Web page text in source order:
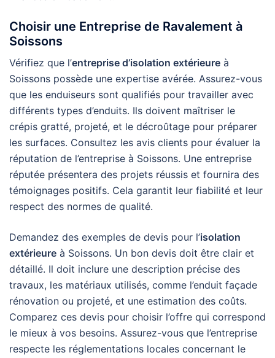
Choisir une Entreprise de Ravalement à
Soissons
Vérifiez que l’entreprise d’isolation extérieure à
Soissons possède une expertise avérée. Assurez-vous
que les enduiseurs sont qualifiés pour travailler avec
différents types d’enduits. Ils doivent maîtriser le
crépis gratté, projeté, et le décroûtage pour préparer
les surfaces. Consultez les avis clients pour évaluer la
réputation de l’entreprise à Soissons. Une entreprise
réputée présentera des projets réussis et fournira des
témoignages positifs. Cela garantit leur fiabilité et leur
respect des normes de qualité.
Demandez des exemples de devis pour l’isolation
extérieure à Soissons. Un bon devis doit être clair et
détaillé. Il doit inclure une description précise des
travaux, les matériaux utilisés, comme l’enduit façade
rénovation ou projeté, et une estimation des coûts.
Comparez ces devis pour choisir l’offre qui correspond
le mieux à vos besoins. Assurez-vous que l’entreprise
respecte les réglementations locales concernant le